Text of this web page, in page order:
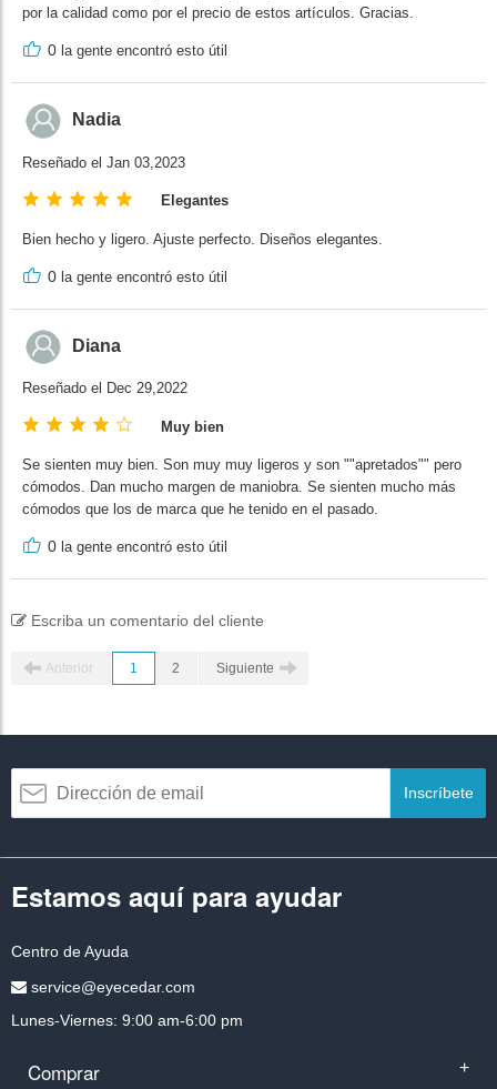
por la calidad como por el precio de estos artículos. Gracias.
0 la gente encontró esto útil
Nadia
Reseñado el Jan 03,2023
Elegantes
Bien hecho y ligero. Ajuste perfecto. Diseños elegantes.
0 la gente encontró esto útil
Diana
Reseñado el Dec 29,2022
Muy bien
Se sienten muy bien. Son muy muy ligeros y son ""apretados"" pero
cómodos. Dan mucho margen de maniobra. Se sienten mucho más
cómodos que los de marca que he tenido en el pasado.
0 la gente encontró esto útil
Escriba un comentario del cliente
Anterior 1 2 Siguiente
Inscríbete
Estamos aquí para ayudar
Centro de Ayuda
service@eyecedar.com
Lunes-Viernes: 9:00 am-6:00 pm
Comprar +